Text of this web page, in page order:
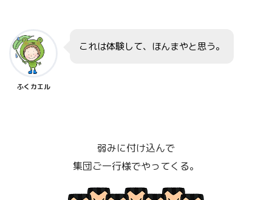
ふくカエル
これは体験して、ほんまやと思う。
弱みに付け込んで
集団ご一行様でやってくる。